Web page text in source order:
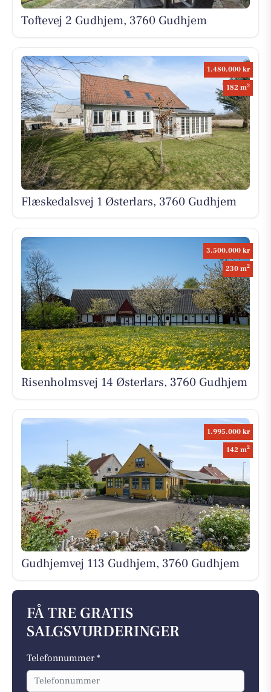
Toftevej 2 Gudhjem, 3760 Gudhjem
1.480.000 kr
182 m2
Flæskedalsvej 1 Østerlars, 3760 Gudhjem
3.500.000 kr
230 m2
Risenholmsvej 14 Østerlars, 3760 Gudhjem
1.995.000 kr
142 m2
Gudhjemvej 113 Gudhjem, 3760 Gudhjem
FÅ TRE GRATIS
SALGSVURDERINGER
Telefonnummer *